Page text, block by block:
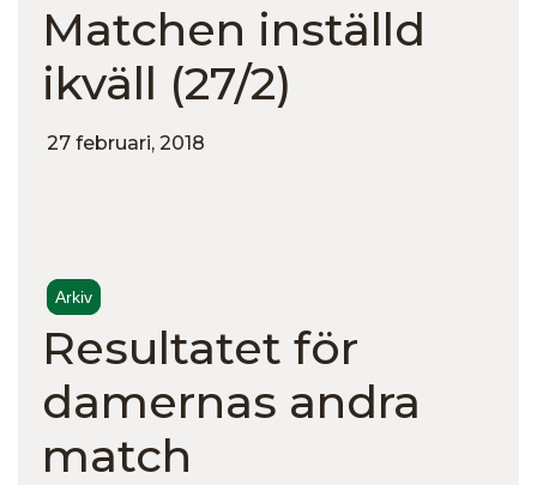
Matchen inställd
ikväll (27/2)
27 februari, 2018
Arkiv
Resultatet för
damernas andra
match